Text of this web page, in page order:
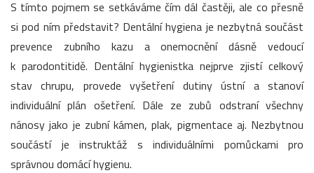
S tímto pojmem se setkáváme čím dál častěji, ale co přesně
si pod ním představit? Dentální hygiena je nezbytná součást
prevence zubního kazu a onemocnění dásně vedoucí
k parodontitidě. Dentální hygienistka nejprve zjistí celkový
stav chrupu, provede vyšetření dutiny ústní a stanoví
individuální plán ošetření. Dále ze zubů odstraní všechny
nánosy jako je zubní kámen, plak, pigmentace aj. Nezbytnou
součástí je instruktáž s individuálními pomůckami pro
správnou domácí hygienu.